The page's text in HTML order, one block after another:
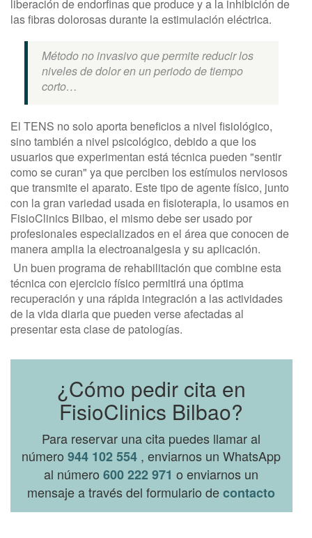
liberación de endorfinas que produce y a la inhibición de
las fibras dolorosas durante la estimulación eléctrica.
Método no invasivo que permite reducir los
niveles de dolor en un periodo de tiempo
corto…
El TENS no solo aporta beneficios a nivel fisiológico,
sino también a nivel psicológico, debido a que los
usuarios que experimentan está técnica pueden "sentir
como se curan" ya que perciben los estímulos nerviosos
que transmite el aparato. Este tipo de agente físico, junto
con la gran variedad usada en fisioterapia, lo usamos en
FisioClinics Bilbao, el mismo debe ser usado por
profesionales especializados en el área que conocen de
manera amplia la electroanalgesia y su aplicación.
Un buen programa de rehabilitación que combine esta
técnica con ejercicio físico permitirá una óptima
recuperación y una rápida integración a las actividades
de la vida diaria que pueden verse afectadas al
presentar esta clase de patologías.
¿Cómo pedir cita en
FisioClinics Bilbao?
Para reservar una cita puedes llamar al
número944 102 554 , enviarnos un WhatsApp
al número600 222 971 o enviarnos un
mensaje a través del formulario decontacto